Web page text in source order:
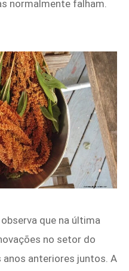
normalmente falham.
observa que na última
no setor do
anteriores juntos. A